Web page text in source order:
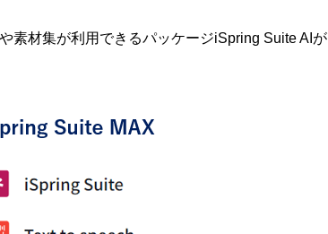
素材集が利用できるパッケージiSpring Suite AIが